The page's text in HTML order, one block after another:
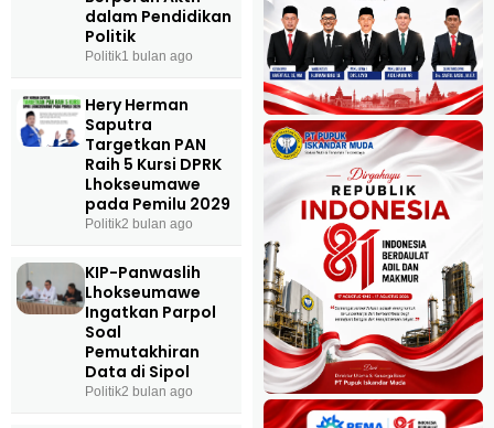
dalam Pendidikan
Politik
Politik1 bulan ago
Hery Herman
Saputra
Targetkan PAN
Raih 5 Kursi DPRK
Lhokseumawe
pada Pemilu 2029
Politik2 bulan ago
KIP-Panwaslih
Lhokseumawe
Ingatkan Parpol
Soal
Pemutakhiran
Data di Sipol
Politik2 bulan ago